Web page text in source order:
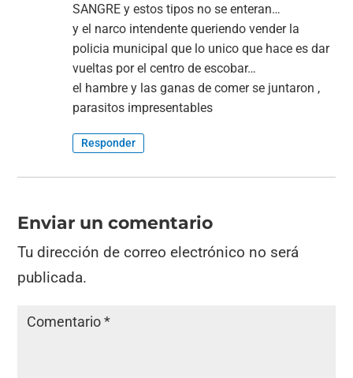
SANGRE y estos tipos no se enteran…
y el narco intendente queriendo vender la
policia municipal que lo unico que hace es dar
vueltas por el centro de escobar…
el hambre y las ganas de comer se juntaron ,
parasitos impresentables
Responder
Enviar un comentario
Tu dirección de correo electrónico no será
publicada.